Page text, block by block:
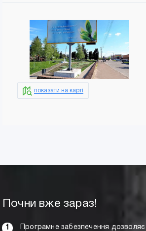
показати на карті
Почни вже зараз!
Програмне забезпечення